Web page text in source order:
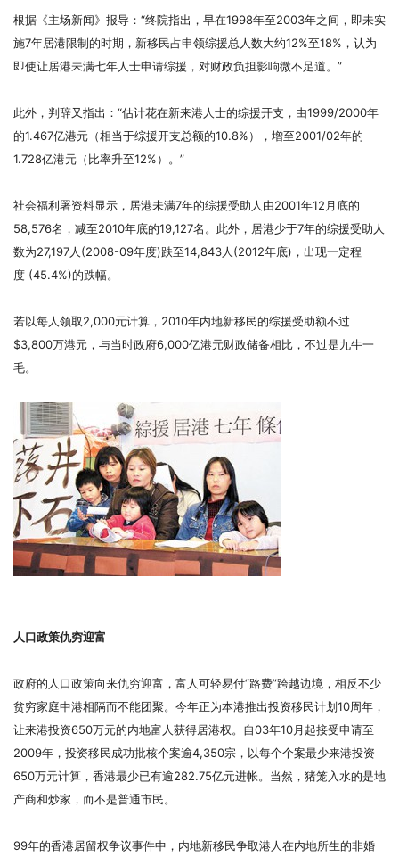
根据《主场新闻》报导：“终院指出，早在1998年至2003年之间，即未实
施7年居港限制的时期，新移民占申领综援总人数大约12%至18%，认为
即使让居港未满七年人士申请综援，对财政负担影响微不足道。”
此外，判辞又指出：“估计花在新来港人士的综援开支，由1999/2000年
的1.467亿港元（相当于综援开支总额的10.8%），增至2001/02年的
1.728亿港元（比率升至12%）。”
社会福利署资料显示，居港未满7年的综援受助人由2001年12月底的
58,576名，减至2010年底的19,127名。此外，居港少于7年的综援受助人
数为27,197人(2008-09年度)跌至14,843人(2012年底)，出现一定程
度 (45.4%)的跌幅。
若以每人领取2,000元计算，2010年内地新移民的综援受助额不过
$3,800万港元，与当时政府6,000亿港元财政储备相比，不过是九牛一
毛。
人口政策仇穷迎富
政府的人口政策向来仇穷迎富，富人可轻易付“路费”跨越边境，相反不少
贫穷家庭中港相隔而不能团聚。今年正为本港推出投资移民计划10周年，
让来港投资650万元的内地富人获得居港权。自03年10月起接受申请至
2009年，投资移民成功批核个案逾4,350宗，以每个个案最少来港投资
650万元计算，香港最少已有逾282.75亿元进帐。当然，猪笼入水的是地
产商和炒家，而不是普通市民。
99年的香港居留权争议事件中，内地新移民争取港人在内地所生的非婚